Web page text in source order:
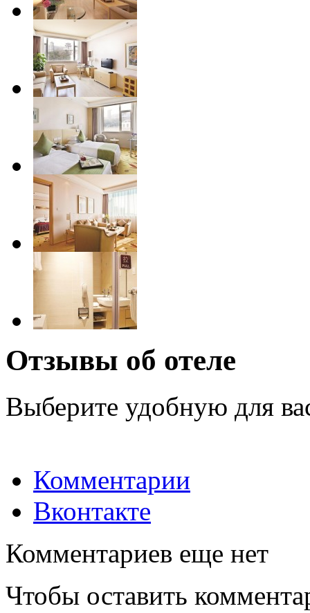
Отзывы об отеле
Выберите удобную для
Комментарии
Вконтакте
Комментариев еще нет
Чтобы оставить